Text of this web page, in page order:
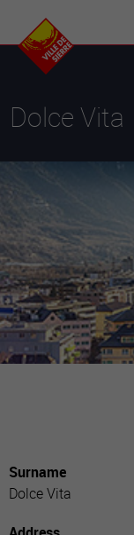
Dolce Vita
Surname
Dolce Vita